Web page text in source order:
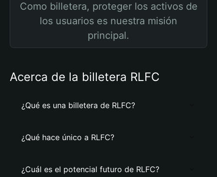
Como billetera, proteger los activos de
los usuarios es nuestra misión
principal.
Acerca de la billetera RLFC
¿Qué es una billetera de RLFC?
¿Qué hace único a RLFC?
¿Cuál es el potencial futuro de RLFC?